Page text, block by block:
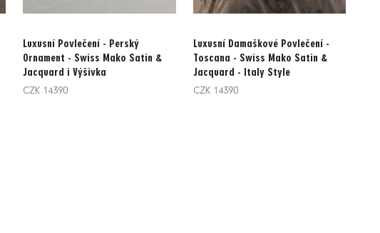
Luxusní Povlečení - Perský
Ornament - Swiss Mako Satin &
Jacquard i Výšivka
CZK 14390
Luxusní Damaškové Povlečení -
Toscana - Swiss Mako Satin &
Jacquard - Italy Style
CZK 14390